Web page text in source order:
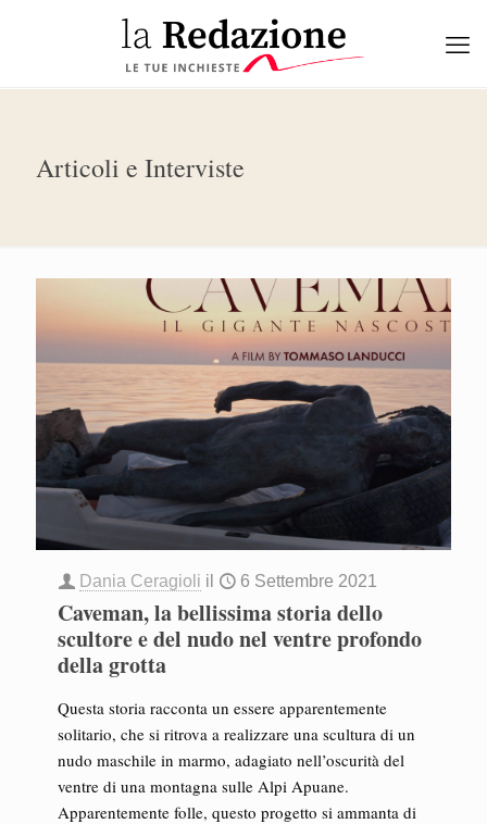
Articoli e Interviste
Dania Ceragioli il 6 Settembre 2021
Caveman, la bellissima storia dello
scultore e del nudo nel ventre profondo
della grotta
Questa storia racconta un essere apparentemente
solitario, che si ritrova a realizzare una scultura di un
nudo maschile in marmo, adagiato nell’oscurità del
ventre di una montagna sulle Alpi Apuane.
Apparentemente folle, questo progetto si ammanta di